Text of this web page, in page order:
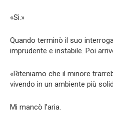
«Sì.»
Quando terminò il suo
imprudente e instabile. Poi
«Riteniamo che il minore
vivendo in un ambiente più
Mi mancò l’aria.